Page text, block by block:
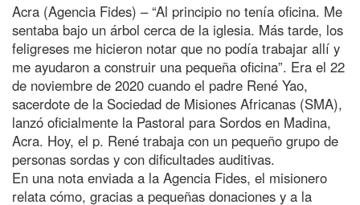
Acra (Agencia Fides) – “Al principio no tenía oficina. Me
sentaba bajo un árbol cerca de la iglesia. Más tarde, los
feligreses me hicieron notar que no podía trabajar allí y
me ayudaron a construir una pequeña oficina”. Era el 22
de noviembre de 2020 cuando el padre René Yao,
sacerdote de la Sociedad de Misiones Africanas (SMA),
lanzó oficialmente la Pastoral para Sordos en Madina,
Acra. Hoy, el p. René trabaja con un pequeño grupo de
personas sordas y con dificultades auditivas.
En una nota enviada a la Agencia Fides, el misionero
relata cómo, gracias a pequeñas donaciones y a la